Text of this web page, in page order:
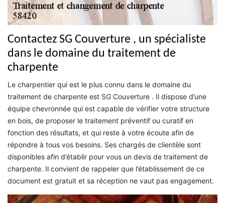
Contactez SG Couverture , un spécialiste
dans le domaine du traitement de
charpente
Le charpentier qui est le plus connu dans le domaine du
traitement de charpente est SG Couverture . Il dispose d’une
équipe chevronnée qui est capable de vérifier votre structure
en bois, de proposer le traitement préventif ou curatif en
fonction des résultats, et qui reste à votre écoute afin de
répondre à tous vos besoins. Ses chargés de clientèle sont
disponibles afin d’établir pour vous un devis de traitement de
charpente. Il convient de rappeler que l’établissement de ce
document est gratuit et sa réception ne vaut pas engagement.